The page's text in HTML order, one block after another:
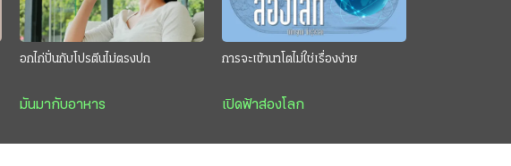
อกไก่ปั่นกับโปรตีนไม่ตรงปก
มันมากับอาหาร
การจะเข้านาโตไม่ใช่เรื่องง่าย
เปิดฟ้าส่องโลก